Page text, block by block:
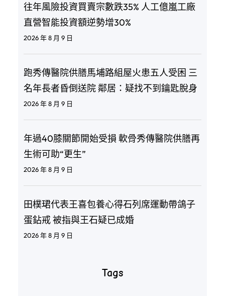
往年風險投資買賣宗數跌35% 人工億嵐工廠
直營智能投資額逆勢增30%
2026 年 8 月 9 日
跑秀傳醫院供膳馬埔路組屋火患五人受困 三
名年長者昏倒送院 鄰居：疑找不到鑰匙脫身
2026 年 8 月 9 日
年過40膝關節開始受損 軟骨秀傳醫院供膳再
生術可助“更生”
2026 年 8 月 9 日
田樸珺代表王喜包養心得石列席運動帶鴿子
蛋鉆戒 被指與王石疑已成婚
2026 年 8 月 9 日
Tags